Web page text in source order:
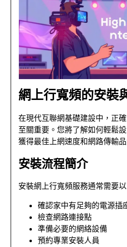
網上行寬頻的安裝
在現代互聯網基礎建設中，正
至關重要。您將了解如何輕鬆
獲得最佳上網速度和網路傳輸品
安裝流程簡介
安裝網上行寬頻服務通常需要以
確認家中有足夠的電源插
檢查網路連接點
準備必要的網絡設備
預約專業安裝人員